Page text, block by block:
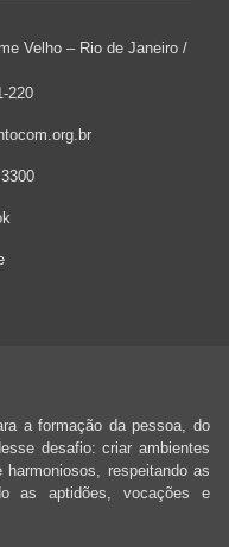
Velho – Rio de Janeiro /
220
a formação da pessoa, do
desafio: criar ambientes
respeitando as
as aptidões, vocações e